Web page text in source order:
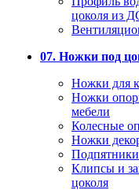
цоколя из
07. Ножки под
Ножки для
Ножки
мебели
Колесные
Ножки
Подпятники
Клипсы и
цоколя